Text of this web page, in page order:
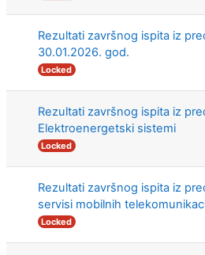
Rezultati završnog ispita iz
30.01.2026. god.
Locked
Rezultati završnog ispita iz
Elektroenergetski sistemi
Locked
Rezultati završnog ispita iz
servisi mobilnih
Locked